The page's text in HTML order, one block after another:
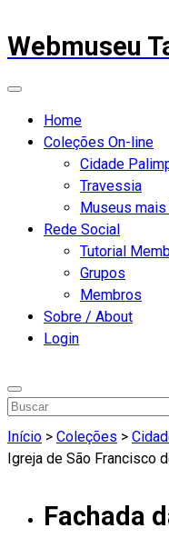
Webmuseu
Home
Coleções On-line
Cidade
Travessia
Museus
Rede Social
Tutorial
Grupos
Membros
Sobre / About
Login
Início > Coleções >
Igreja de São Francisco
Fachada